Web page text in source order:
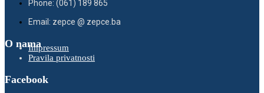
Phone: (061) 189 865
Email: zepce @ zepce.ba
O namaImpressum
Pravila privatnosti
Facebook